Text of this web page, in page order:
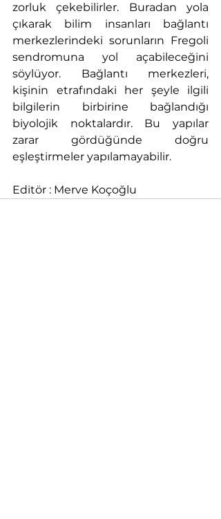
zorluk çekebilirler. Buradan yola
çıkarak bilim insanları bağlantı
merkezlerindeki sorunların Fregoli
sendromuna yol açabileceğini
söylüyor. Bağlantı merkezleri,
kişinin etrafındaki her şeyle ilgili
bilgilerin birbirine bağlandığı
biyolojik noktalardır. Bu yapılar
zarar gördüğünde doğru
eşleştirmeler yapılamayabilir.
Editör : Merve Koçoğlu